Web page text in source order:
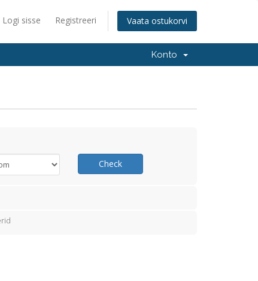
Logi sisse Registreeri Vaata ostukorvi
Konto
Check